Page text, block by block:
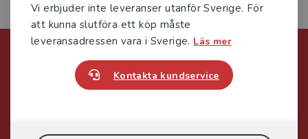
Vi erbjuder inte leveranser utanför Sverige. För
att kunna slutföra ett köp måste
leveransadressen vara i Sverige. Läs mer
Kontakta kundservice
Förlagskontakt